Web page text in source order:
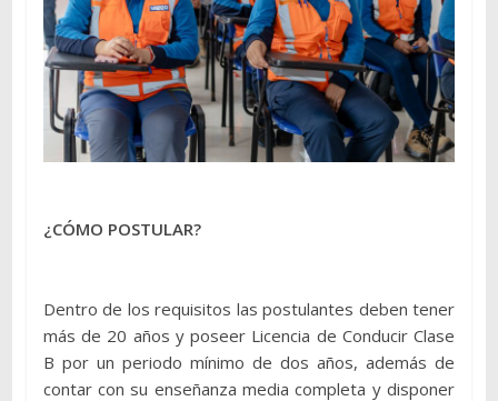
¿CÓMO POSTULAR?
Dentro de los requisitos las postulantes deben tener
más de 20 años y poseer Licencia de Conducir Clase
B por un periodo mínimo de dos años, además de
contar con su enseñanza media completa y disponer